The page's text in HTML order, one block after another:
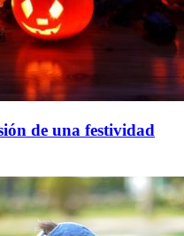
de una festividad